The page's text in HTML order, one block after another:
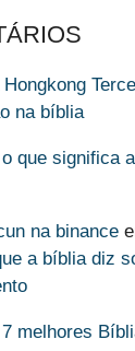
na bíblia
o que significa
na binance
a bíblia diz
7 melhores